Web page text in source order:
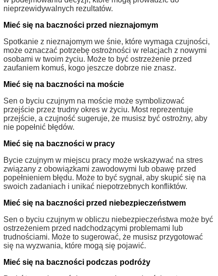
nieprzewidywalnych rezultatów.
Mieć się na baczności przed nieznajomym
Spotkanie z nieznajomym we śnie, które wymaga czujności,
może oznaczać potrzebę ostrożności w relacjach z nowymi
osobami w twoim życiu. Może to być ostrzeżenie przed
zaufaniem komuś, kogo jeszcze dobrze nie znasz.
Mieć się na baczności na moście
Sen o byciu czujnym na moście może symbolizować
przejście przez trudny okres w życiu. Most reprezentuje
przejście, a czujność sugeruje, że musisz być ostrożny, aby
nie popełnić błędów.
Mieć się na baczności w pracy
Bycie czujnym w miejscu pracy może wskazywać na stres
związany z obowiązkami zawodowymi lub obawę przed
popełnieniem błędu. Może to być sygnał, aby skupić się na
swoich zadaniach i unikać niepotrzebnych konfliktów.
Mieć się na baczności przed niebezpieczeństwem
Sen o byciu czujnym w obliczu niebezpieczeństwa może być
ostrzeżeniem przed nadchodzącymi problemami lub
trudnościami. Może to sugerować, że musisz przygotować
się na wyzwania, które mogą się pojawić.
Mieć się na baczności podczas podróży